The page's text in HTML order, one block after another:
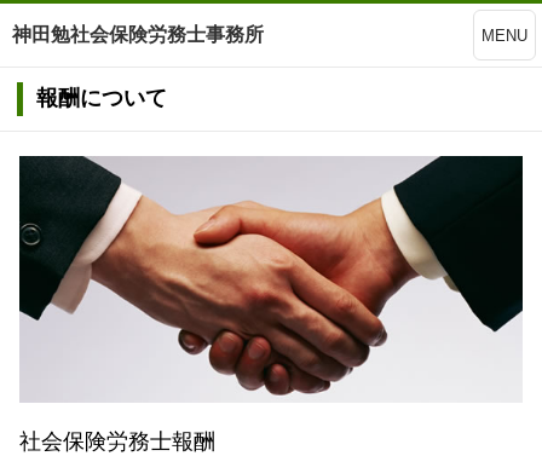
神田勉社会保険労務士事務所 MENU
報酬について
社会保険労務士報酬